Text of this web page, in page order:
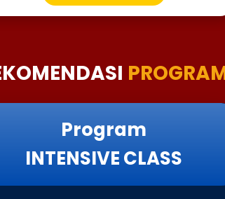
Program
INTENSIVE CLASS